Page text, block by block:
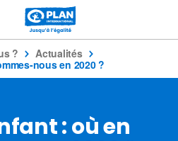
?
Actualités
nous en 2020 ?
: où en